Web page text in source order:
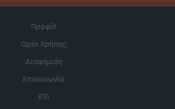
Προφίλ
Οροι Χρήσης
Διαφήμιση
Επικοινωνία
RSS